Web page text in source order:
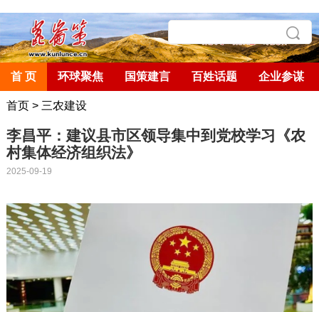
首 页 环球聚焦 国策建言 百姓话题 企业参谋
首页> 三农建设
李昌平：建议县市区领导集中到党校学习《农
村集体经济组织法》
2025-09-19